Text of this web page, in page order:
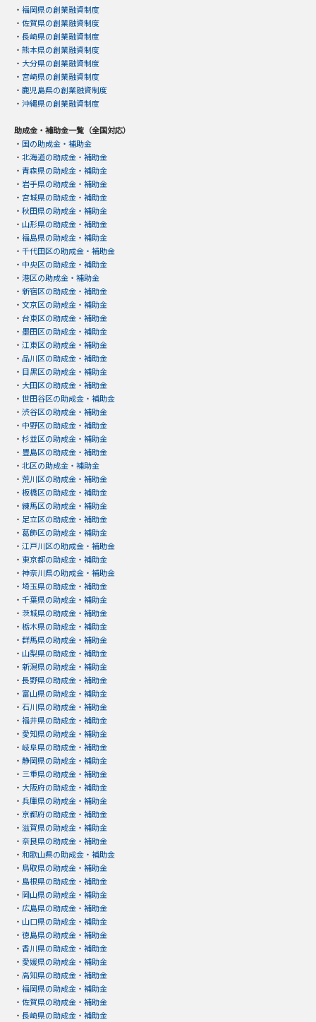
・ 福岡県の創業融資制度
・ 佐賀県の創業融資制度
・ 長崎県の創業融資制度
・ 熊本県の創業融資制度
・ 大分県の創業融資制度
・ 宮崎県の創業融資制度
・ 鹿児島県の創業融資制度
・ 沖縄県の創業融資制度
助成金・補助金一覧（全国対応）
・ 国の助成金・補助金
・ 北海道の助成金・補助金
・ 青森県の助成金・補助金
・ 岩手県の助成金・補助金
・ 宮城県の助成金・補助金
・ 秋田県の助成金・補助金
・ 山形県の助成金・補助金
・ 福島県の助成金・補助金
・ 千代田区の助成金・補助金
・ 中央区の助成金・補助金
・ 港区の助成金・補助金
・ 新宿区の助成金・補助金
・ 文京区の助成金・補助金
・ 台東区の助成金・補助金
・ 墨田区の助成金・補助金
・ 江東区の助成金・補助金
・ 品川区の助成金・補助金
・ 目黒区の助成金・補助金
・ 大田区の助成金・補助金
・ 世田谷区の助成金・補助金
・ 渋谷区の助成金・補助金
・ 中野区の助成金・補助金
・ 杉並区の助成金・補助金
・ 豊島区の助成金・補助金
・ 北区の助成金・補助金
・ 荒川区の助成金・補助金
・ 板橋区の助成金・補助金
・ 練馬区の助成金・補助金
・ 足立区の助成金・補助金
・ 葛飾区の助成金・補助金
・ 江戸川区の助成金・補助金
・ 東京都の助成金・補助金
・ 神奈川県の助成金・補助金
・ 埼玉県の助成金・補助金
・ 千葉県の助成金・補助金
・ 茨城県の助成金・補助金
・ 栃木県の助成金・補助金
・ 群馬県の助成金・補助金
・ 山梨県の助成金・補助金
・ 新潟県の助成金・補助金
・ 長野県の助成金・補助金
・ 富山県の助成金・補助金
・ 石川県の助成金・補助金
・ 福井県の助成金・補助金
・ 愛知県の助成金・補助金
・ 岐阜県の助成金・補助金
・ 静岡県の助成金・補助金
・ 三重県の助成金・補助金
・ 大阪府の助成金・補助金
・ 兵庫県の助成金・補助金
・ 京都府の助成金・補助金
・ 滋賀県の助成金・補助金
・ 奈良県の助成金・補助金
・ 和歌山県の助成金・補助金
・ 鳥取県の助成金・補助金
・ 島根県の助成金・補助金
・ 岡山県の助成金・補助金
・ 広島県の助成金・補助金
・ 山口県の助成金・補助金
・ 徳島県の助成金・補助金
・ 香川県の助成金・補助金
・ 愛媛県の助成金・補助金
・ 高知県の助成金・補助金
・ 福岡県の助成金・補助金
・ 佐賀県の助成金・補助金
・ 長崎県の助成金・補助金